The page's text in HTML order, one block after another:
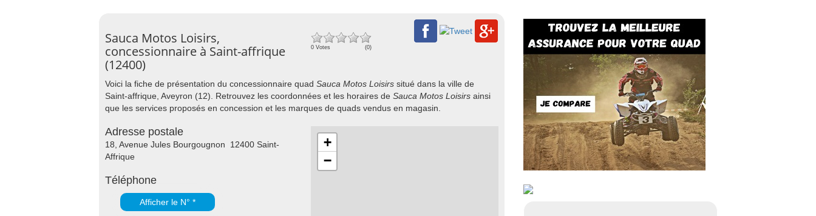
Sauca Motos Loisirs,
concessionnaire à Saint-affrique
(12400)
0 Votes (0)
Voici la fiche de présentation du concessionnaire quad Sauca Motos Loisirs situé dans la ville de
Saint-affrique, Aveyron (12). Retrouvez les coordonnées et les horaires de Sauca Motos Loisirs ainsi
que les services proposés en concession et les marques de quads vendus en magasin.
Adresse postale
18, Avenue Jules Bourgougnon 12400 Saint-
Affrique
Téléphone
Afficher le N° *
+
−